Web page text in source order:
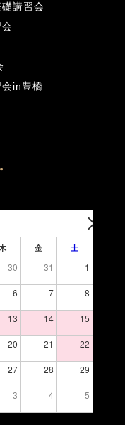
講習会
in豊橋
金 土
30 31 1
6 7 8
13 14 15
20 21 22
27 28 29
3 4 5